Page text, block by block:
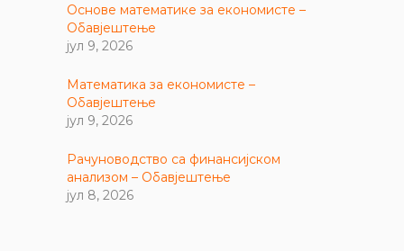
Основе математике за економисте –
Обавјештење
јул 9, 2026
Математика за економисте –
Обавјештење
јул 9, 2026
Рачуноводство са финансијском
анализом – Обавјештење
јул 8, 2026